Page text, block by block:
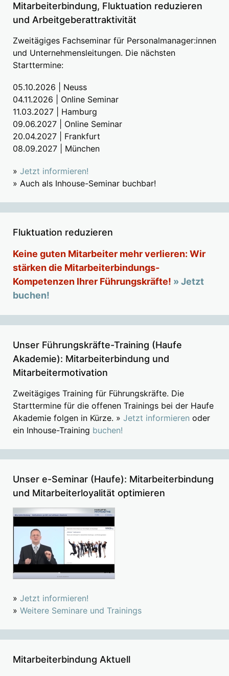
Mitarbeiterbindung, Fluktuation reduzieren
und Arbeitgeberattraktivität
Zweitägiges Fachseminar für Personalmanager:innen
und Unternehmensleitungen. Die nächsten
Starttermine:
05.10.2026 | Neuss
04.11.2026 | Online Seminar
11.03.2027 | Hamburg
09.06.2027 | Online Seminar
20.04.2027 | Frankfurt
08.09.2027 | München
» Jetzt informieren!
» Auch als Inhouse-Seminar buchbar!
Fluktuation reduzieren
Keine guten Mitarbeiter mehr verlieren: Wir
stärken die Mitarbeiterbindungs-
Kompetenzen Ihrer Führungskräfte! » Jetzt
buchen!
Unser Führungskräfte-Training (Haufe
Akademie): Mitarbeiterbindung und
Mitarbeitermotivation
Zweitägiges Training für Führungskräfte. Die
Starttermine für die offenen Trainings bei der Haufe
Akademie folgen in Kürze. » Jetzt informieren oder
ein Inhouse-Training buchen!
Unser e-Seminar (Haufe): Mitarbeiterbindung
und Mitarbeiterloyalität optimieren
» Jetzt informieren!
» Weitere Seminare und Trainings
Mitarbeiterbindung Aktuell